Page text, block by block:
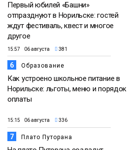
Первый юбилей «Башни»
отпразднуют в Норильске: гостей
ждут фестиваль, квест и многое
другое
15:57 06 августа 381
6 Образование
Как устроено школьное питание в
Норильске: льготы, меню и порядок
оплаты
15:15 06 августа 336
7 Плато Путорана